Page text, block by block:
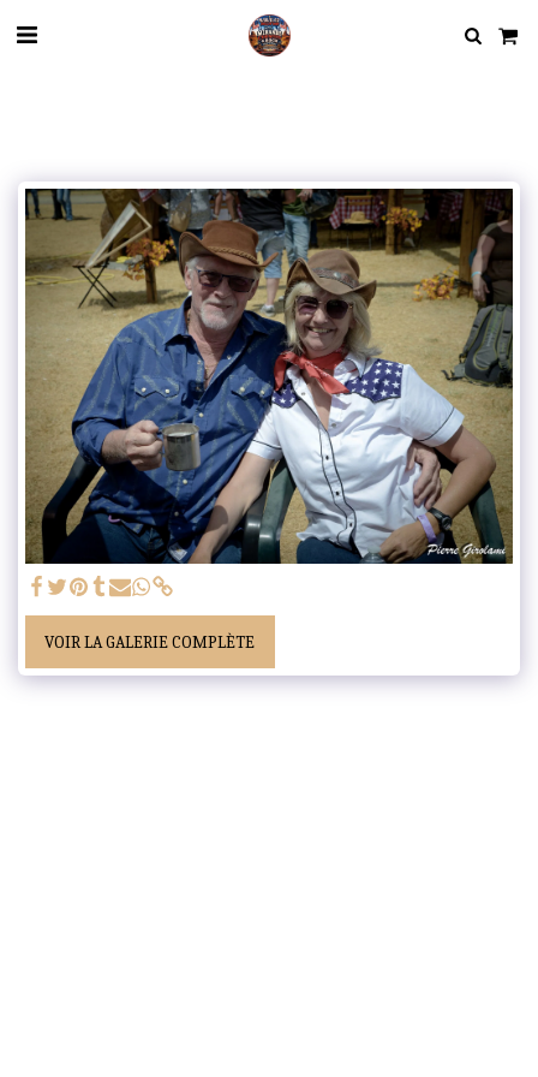
VOIR LA GALERIE COMPLÈTE